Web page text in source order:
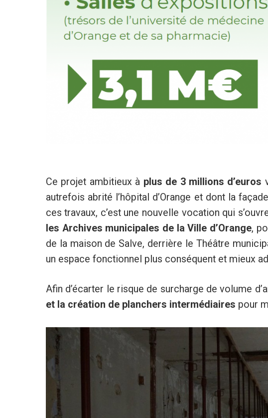
Ce projet ambitieux à plus de 3 millions d’euros
autrefois abrité l’hôpital d’Orange et dont la
ces travaux, c’est une nouvelle vocation qui
les Archives municipales de la Ville d’Orange,
de la maison de Salve, derrière le Théâtre
un espace fonctionnel plus conséquent et mieux
Afin d’écarter le risque de surcharge de volume
et la création de planchers intermédiaires pour